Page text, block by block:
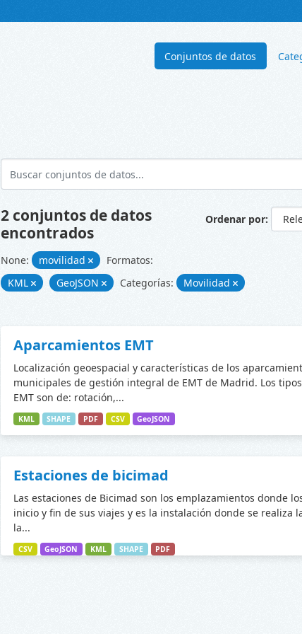
Conjuntos de datos
Ordenar por
2 conjuntos de datos
encontrados
None: movilidad
Formatos:
KML
GeoJSON Categorías: Movilidad
Aparcamientos EMT
Localización geoespacial y características de los
municipales de gestión integral de EMT de Madrid. Los
EMT son de: rotación,...
KML SHAPE PDF CSV GeoJSON
Estaciones de bicimad
Las estaciones de Bicimad son los emplazamientos donde
inicio y fin de sus viajes y es la instalación donde se realiza
la...
CSV GeoJSON KML SHAPE PDF